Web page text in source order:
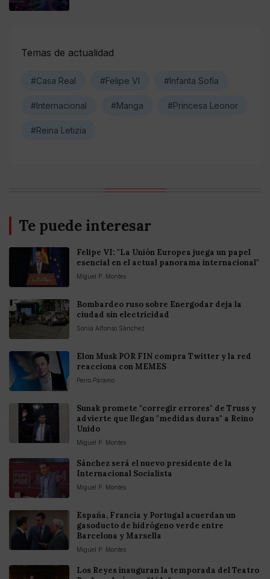
Temas de actualidad
#Casa Real #Felipe VI #Infanta Sofía
#Internacional #Manga #Princesa Leonor
#Reina Letizia
Te puede interesar
Felipe VI: "La Unión Europea juega un papel
esencial en el actual panorama internacional"
Miguel P. Montes
Bombardeo ruso sobre Energodar deja la
ciudad sin electricidad
Sonia Alfonso Sánchez
Elon Musk POR FIN compra Twitter y la red
reacciona con MEMES
Perro Páramo
Sunak promete "corregir errores" de Truss y
advierte que llegan "medidas duras" a Reino
Unido
Miguel P. Montes
Sánchez será el nuevo presidente de la
Internacional Socialista
Miguel P. Montes
España, Francia y Portugal acuerdan un
gasoducto de hidrógeno verde entre
Barcelona y Marsella
Miguel P. Montes
Los Reyes inauguran la temporada del Teatro